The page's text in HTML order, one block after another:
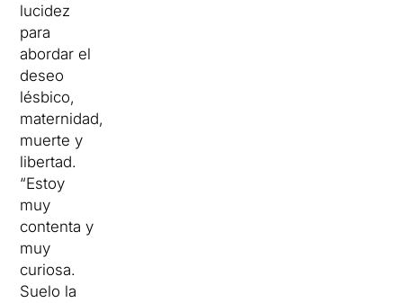
lucidez
para
abordar el
deseo
lésbico,
maternidad,
muerte y
libertad.
“Estoy
muy
contenta y
muy
curiosa.
Suelo la